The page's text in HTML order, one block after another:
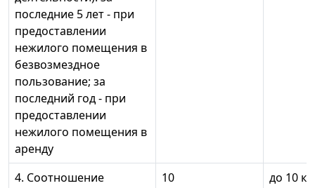
последние 5 лет - при
предоставлении
нежилого помещения в
безвозмездное
пользование; за
последний год - при
предоставлении
нежилого помещения в
аренду
4. Соотношение
10
до 10